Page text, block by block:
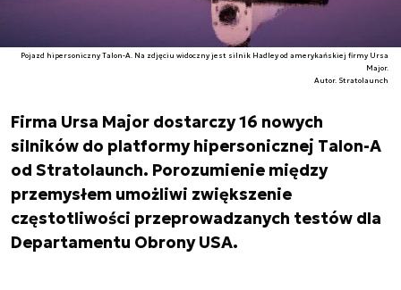
Pojazd hipersoniczny Talon-A. Na zdjęciu widoczny jest silnik Hadley od amerykańskiej firmy Ursa
Major.
Autor. Stratolaunch
Firma Ursa Major dostarczy 16 nowych
silników do platformy hipersonicznej Talon-A
od Stratolaunch. Porozumienie między
przemysłem umożliwi zwiększenie
częstotliwości przeprowadzanych testów dla
Departamentu Obrony USA.